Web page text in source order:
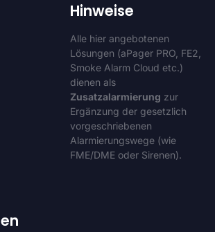
Hinweise
Alle hier angebotenen
Lösungen (aPager PRO, FE2,
Smoke Alarm Cloud etc.)
dienen als
Zusatzalarmierung zur
Ergänzung der gesetzlich
vorgeschriebenen
Alarmierungswege (wie
FME/DME oder Sirenen).